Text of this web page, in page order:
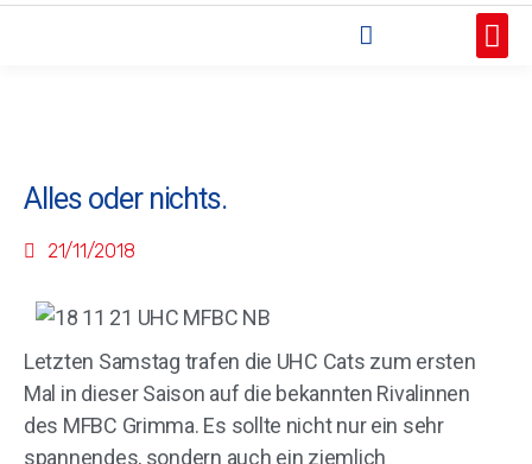
Alles oder nichts.
21/11/2018
Letzten Samstag trafen die UHC Cats zum ersten
Mal in dieser Saison auf die bekannten Rivalinnen
des MFBC Grimma. Es sollte nicht nur ein sehr
spannendes, sondern auch ein ziemlich